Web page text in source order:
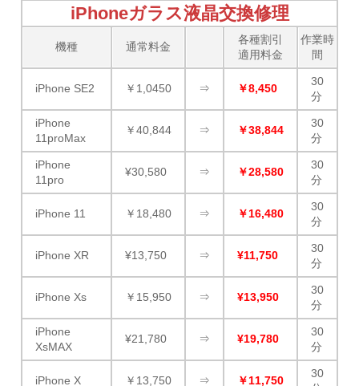
iPhoneガラス液晶交換修理
機種 通常料金
各種割引
適用料金
作業時
間
iPhone SE2 ￥1,0450 ⇒ ￥8,450
30
分
iPhone
11proMax
￥40,844 ⇒ ￥38,844
30
分
iPhone
11pro
¥30,580 ⇒ ￥28,580
30
分
iPhone 11 ￥18,480 ⇒ ￥16,480
30
分
iPhone XR ¥13,750 ⇒ ¥11,750
30
分
iPhone Xs ￥15,950 ⇒ ¥13,950
30
分
iPhone
XsMAX
¥21,780 ⇒ ¥19,780
30
分
iPhone X ￥13,750 ⇒ ￥11,750
30